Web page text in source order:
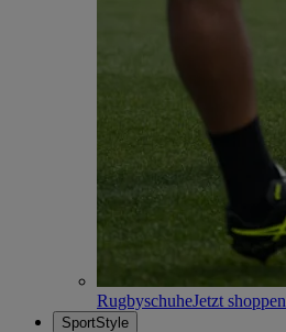
RugbyschuheJetzt shoppen
SportStyle